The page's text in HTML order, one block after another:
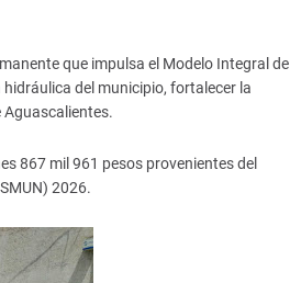
que impulsa el Modelo Integral de
del municipio, fortalecer la
Aguascalientes.
867 mil 961 pesos provenientes del
2026.